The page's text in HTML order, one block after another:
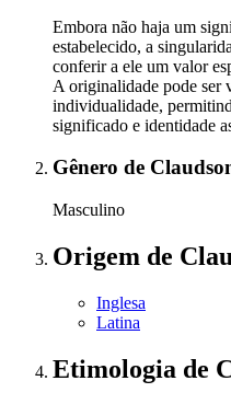
Embora não haja um
estabelecido, a
conferir a ele um valor
A originalidade pode ser
individualidade,
significado e identidade
Gênero de
Masculino
Origem de
Inglesa
Latina
Etimologia de